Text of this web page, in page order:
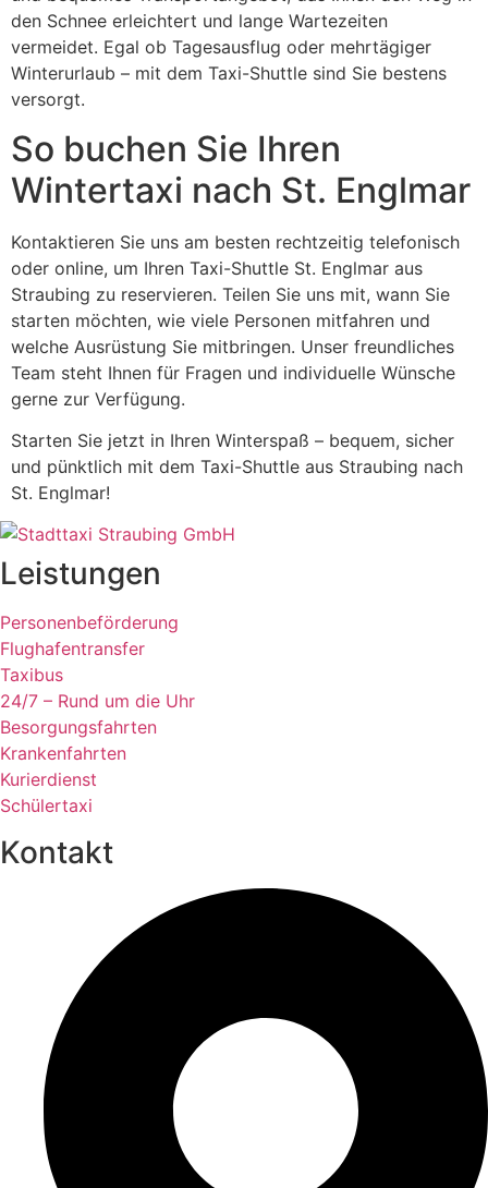
den Schnee erleichtert und lange Wartezeiten
vermeidet. Egal ob Tagesausflug oder mehrtägiger
Winterurlaub – mit dem Taxi-Shuttle sind Sie bestens
versorgt.
So buchen Sie Ihren
Wintertaxi nach St. Englmar
Kontaktieren Sie uns am besten rechtzeitig telefonisch
oder online, um Ihren Taxi-Shuttle St. Englmar aus
Straubing zu reservieren. Teilen Sie uns mit, wann Sie
starten möchten, wie viele Personen mitfahren und
welche Ausrüstung Sie mitbringen. Unser freundliches
Team steht Ihnen für Fragen und individuelle Wünsche
gerne zur Verfügung.
Starten Sie jetzt in Ihren Winterspaß – bequem, sicher
und pünktlich mit dem Taxi-Shuttle aus Straubing nach
St. Englmar!
Leistungen
Personenbeförderung
Flughafentransfer
Taxibus
24/7 – Rund um die Uhr
Besorgungsfahrten
Krankenfahrten
Kurierdienst
Schülertaxi
Kontakt